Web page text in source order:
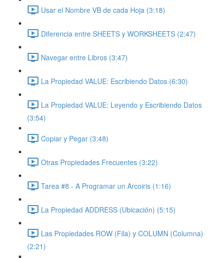
Usar el Nombre VB de cada Hoja (3:18)
Diferencia entre SHEETS y WORKSHEETS (2:47)
Navegar entre Libros (3:47)
La Propiedad VALUE: Escribiendo Datos (6:30)
La Propiedad VALUE: Leyendo y Escribiendo Datos
(3:54)
Copiar y Pegar (3:48)
Otras Propiedades Frecuentes (3:22)
Tarea #8 - A Programar un Arcoiris (1:16)
La Propiedad ADDRESS (Ubicación) (5:15)
Las Propiedades ROW (Fila) y COLUMN (Columna)
(2:21)